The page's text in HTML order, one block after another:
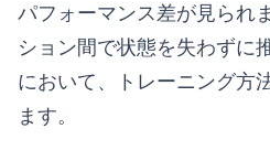
パフォーマンス差が見られ
ション間で状態を失わずに
において、トレーニング方
ます。